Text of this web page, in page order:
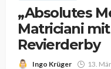
„Absolutes
Matriciani
Revierderby
Ingo Krüger 13.